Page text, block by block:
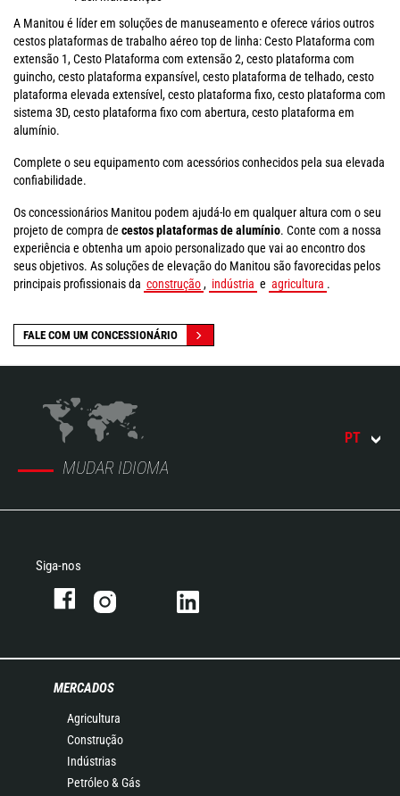
A Manitou é líder em soluções de manuseamento e oferece vários outros
cestos plataformas de trabalho aéreo top de linha: Cesto Plataforma com
extensão 1, Cesto Plataforma com extensão 2, cesto plataforma com
guincho, cesto plataforma expansível, cesto plataforma de telhado, cesto
plataforma elevada extensível, cesto plataforma fixo, cesto plataforma com
sistema 3D, cesto plataforma fixo com abertura, cesto plataforma em
alumínio.
Complete o seu equipamento com acessórios conhecidos pela sua elevada
confiabilidade.
Os concessionários Manitou podem ajudá-lo em qualquer altura com o seu
projeto de compra de cestos plataformas de alumínio. Conte com a nossa
experiência e obtenha um apoio personalizado que vai ao encontro dos
seus objetivos. As soluções de elevação do Manitou são favorecidas pelos
principais profissionais da construção, indústria e agricultura .
FALE COM UM CONCESSIONÁRIO
MUDAR IDIOMA
PT
Siga-nos
MERCADOS
Agricultura
Construção
Indústrias
Petróleo & Gás